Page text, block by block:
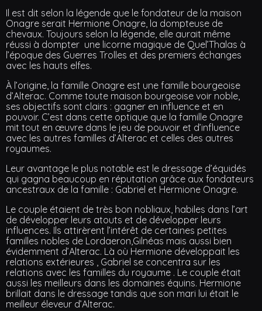
Il est dit selon la légende que le fondateur de la maison
Onagre serait Hermione Onagre, la dompteuse de
chevaux. Toujours selon la légende, elle aurait même
réussi à dompter une licorne magique de Quel’Thalas à
l’époque des Guerres Trolles et des premiers échanges
avec les hauts elfes.
À l’origine, la famille Onagre est une famille bourgeoise
d’Alterac. Comme toute maison bourgeoise voir noble,
ses objectifs sont clairs : gagner en influence et en
pouvoir. C’est dans cette optique que la famille Onagre
mit tout en œuvre dans le jeu de pouvoir et d’influence
avec les autres familles d’Alterac et celles des autres
royaumes.
Leur avantage le plus notable est le dressage d’équidés
qui gagna beaucoup en réputation grâce aux fondateurs
ancestraux de la famille : Gabriel et Hermione Onagre.
Le couple étaient de très bon nobliaux, habiles dans l’art
de développer leurs atouts et de développer leurs
influences. Ils attirèrent l’intérêt de certaines petites
familles nobles de Lordaeron,Gilnéas mais aussi bien
évidemment d’Alterac. Là où Hermione développait les
relations extérieures , Gabriel se concentra sur les
relations avec les familles du royaume . Le couple était
aussi les meilleurs dans les domaines équins. Hermione
brillait dans le dressage tandis que son mari lui était le
meilleur éleveur d’Alterac.